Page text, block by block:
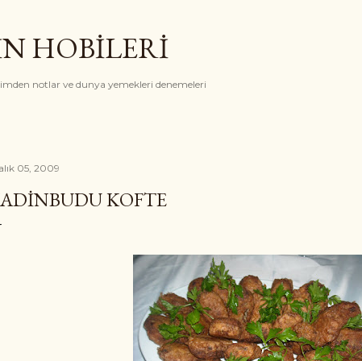
HOBİLERİ
notlar ve dunya yemekleri denemeleri
05, 2009
KOFTE